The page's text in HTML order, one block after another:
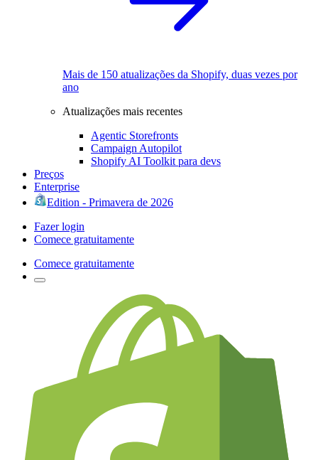
Mais de 150 atualizações da Shopify, duas vezes por
ano
Atualizações mais recentes
Agentic Storefronts
Campaign Autopilot
Shopify AI Toolkit para devs
Preços
Enterprise
Edition - Primavera de 2026
Fazer login
Comece gratuitamente
Comece gratuitamente